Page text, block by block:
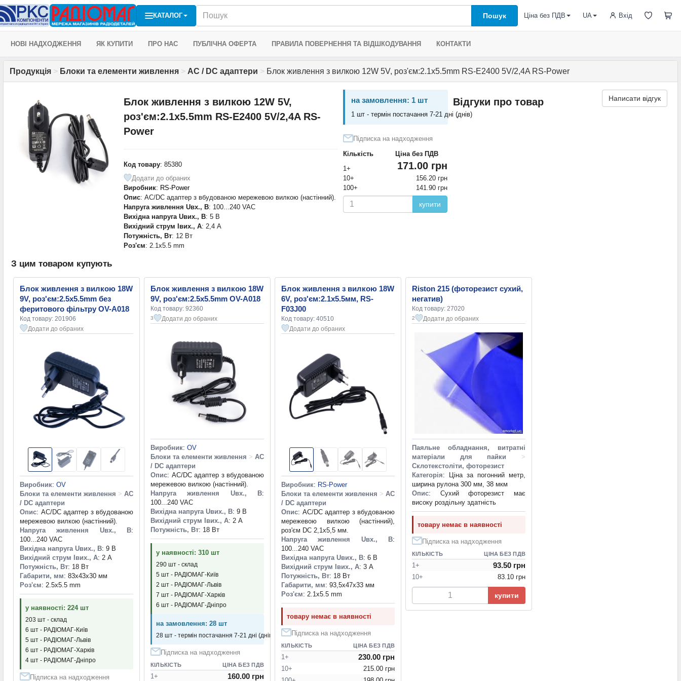
КАТАЛОГ Пошук Вхід
Ціна без ПДВ UA
НОВІ НАДХОДЖЕННЯ ЯК КУПИТИ ПРО НАС ПУБЛІЧНА ОФЕРТА ПРАВИЛА ПОВЕРНЕННЯ ТА ВІДШКОДУВАННЯ КОНТАКТИ
Продукція > Блоки та елементи живлення > AC / DC адаптери > Блок живлення з вилкою 12W 5V, роз'єм:2.1x5.5mm RS-E2400 5V/2,4A RS-Power
Блок живлення з вилкою 12W 5V,
роз'єм:2.1x5.5mm RS-E2400 5V/2,4A RS-
Power
Код товару: 85380
Додати до обраних
Виробник: RS-Power
Опис: AC/DC адаптер з вбудованою мережевою вилкою (настінний).
Напруга живлення Uвх., В: 100...240 VAC
Вихідна напруга Uвих., В: 5 В
Вихідний струм Iвих., А: 2,4 А
Потужність, Вт: 12 Вт
Роз'єм: 2.1x5.5 mm
на замовлення: 1 шт
1 шт - термін постачання 7-21 дні (днів)
Підписка на надходження
Кількість
Ціна без ПДВ
1+
171.00 грн
10+
156.20 грн
100+
141.90 грн
купити
Відгуки про товар Написати відгук
З цим товаром купують
Блок живлення з вилкою 18W
9V, роз'єм:2.5x5.5mm без
феритового фільтру OV-A018
Код товару: 201906
Додати до обраних
Виробник: OV
Блоки та елементи живлення > AC
/ DC адаптери
Опис: AC/DC адаптер з вбудованою
мережевою вилкою (настінний).
Напруга живлення Uвх., В:
100...240 VAC
Вихідна напруга Uвих., В: 9 В
Вихідний струм Iвих., А: 2 А
Потужність, Вт: 18 Вт
Габарити, мм: 83x43x30 мм
Роз'єм: 2.5x5.5 mm
у наявності: 224 шт
203 шт - склад
6 шт - РАДІОМАГ-Київ
5 шт - РАДІОМАГ-Львів
6 шт - РАДІОМАГ-Харків
4 шт - РАДІОМАГ-Дніпро
Підписка на надходження
Блок живлення з вилкою 18W
9V, роз'єм:2.5x5.5mm OV-A018
Код товару: 92360
3 Додати до обраних
Виробник: OV
Блоки та елементи живлення > AC
/ DC адаптери
Опис: AC/DC адаптер з вбудованою
мережевою вилкою (настінний).
Напруга живлення Uвх., В:
100...240 VAC
Вихідна напруга Uвих., В: 9 В
Вихідний струм Iвих., А: 2 А
Потужність, Вт: 18 Вт
у наявності: 310 шт
290 шт - склад
5 шт - РАДІОМАГ-Київ
2 шт - РАДІОМАГ-Львів
7 шт - РАДІОМАГ-Харків
6 шт - РАДІОМАГ-Дніпро
на замовлення: 28 шт
28 шт - термін постачання 7-21 дні (днів)
Підписка на надходження
КІЛЬКІСТЬ ЦІНА БЕЗ ПДВ
1+ 160.00 грн
Блок живлення з вилкою 18W
6V, роз'єм:2.1x5.5мм, RS-
F03J00
Код товару: 40510
Додати до обраних
Виробник: RS-Power
Блоки та елементи живлення > AC
/ DC адаптери
Опис: AC/DC адаптер з вбудованою
мережевою вилкою (настінний),
роз'єм DC 2,1х5,5 мм.
Напруга живлення Uвх., В:
100...240 VAC
Вихідна напруга Uвих., В: 6 В
Вихідний струм Iвих., А: 3 А
Потужність, Вт: 18 Вт
Габарити, мм: 93,5x47x33 мм
Роз'єм: 2.1x5.5 mm
товару немає в наявності
Підписка на надходження
КІЛЬКІСТЬ ЦІНА БЕЗ ПДВ
1+ 230.00 грн
10+
215.00 грн
Riston 215 (фоторезист сухий,
негатив)
Код товару: 27020
2 Додати до обраних
Паяльне обладнання, витратні
матеріали для пайки
>
Склотекстоліти, фоторезист
Категорія: Ціна за погонний метр,
ширина рулона 300 мм, 38 мкм
Опис: Сухий фоторезист має
високу роздільну здатність
товару немає в наявності
Підписка на надходження
КІЛЬКІСТЬ ЦІНА БЕЗ ПДВ
1+ 93.50 грн
10+ 83.10 грн
купити